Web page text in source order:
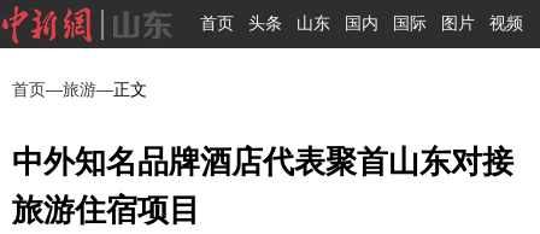
首页 头条 山东 国内 国际 图片 视频
首页—旅游—正文
中外知名品牌酒店代表聚首山东对接
旅游住宿项目